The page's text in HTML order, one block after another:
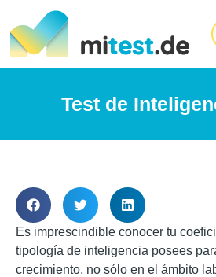
Test de
Es imprescindible conocer tu
tipología de inteligencia posees
crecimiento, no sólo en el ámbito